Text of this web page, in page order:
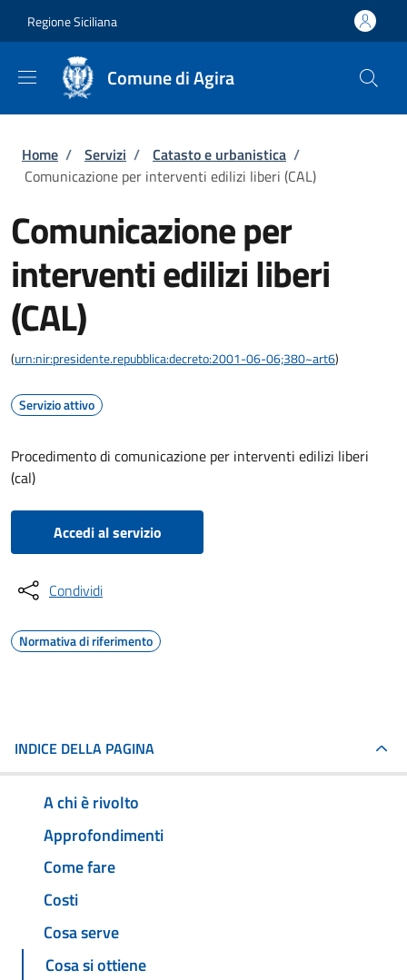
Regione Siciliana
Comune di Agira
Briciole di pane
Home / Servizi / Catasto e urbanistica /
Comunicazione per interventi edilizi liberi (CAL)
Comunicazione per
interventi edilizi liberi
(CAL)
(urn:nir:presidente.repubblica:decreto:2001-06-06;380~art6)
Servizio attivo
Procedimento di comunicazione per interventi edilizi liberi
(cal)
Accedi al servizio
Condividi
Normativa di riferimento
INDICE DELLA PAGINA
A chi è rivolto
Approfondimenti
Come fare
Costi
Cosa serve
Cosa si ottiene